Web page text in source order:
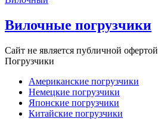
Вилочные погрузчики
Сайт не является публичной офертой
Погрузчики
Американские погрузчики
Немецкие погрузчики
Японские погрузчики
Китайские погрузчики